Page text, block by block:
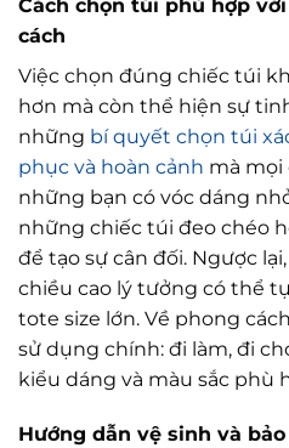
Cách chọn túi phù hợp
cách
Việc chọn đúng chiếc túi
hơn mà còn thể hiện sự
những bí quyết chọn túi
phục và hoàn cảnh mà mọi
những bạn có vóc dáng
những chiếc túi đeo chéo
để tạo sự cân đối. Ngược
chiều cao lý tưởng có thể
tote size lớn. Về phong
sử dụng chính: đi làm, đi
kiểu dáng và màu sắc phù
Hướng dẫn vệ sinh và